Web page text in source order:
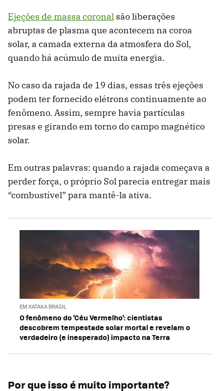
Ejeções de massa coronal são liberações
abruptas de plasma que acontecem na coroa
solar, a camada externa da atmosfera do Sol,
quando há acúmulo de muita energia.
No caso da rajada de 19 dias, essas três ejeções
podem ter fornecido elétrons continuamente ao
fenômeno. Assim, sempre havia partículas
presas e girando em torno do campo magnético
solar.
Em outras palavras: quando a rajada começava a
perder força, o próprio Sol parecia entregar mais
“combustível” para mantê-la ativa.
EM XATAKA BRASIL
O fenômeno do 'Céu Vermelho': cientistas
descobrem tempestade solar mortal e revelam o
verdadeiro (e inesperado) impacto na Terra
Por que isso é muito importante?